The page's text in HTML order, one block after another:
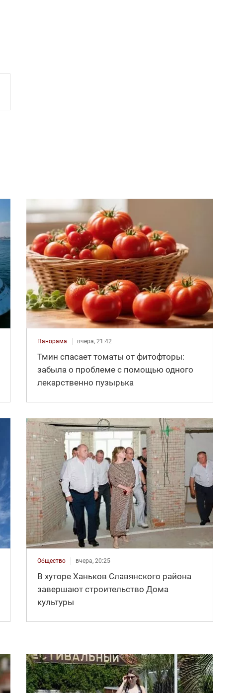
Панорама вчера, 21:42
Тмин спасает томаты от фитофторы:
забыла о проблеме с помощью одного
лекарственно пузырька
Общество вчера, 20:25
В хуторе Ханьков Славянского района
завершают строительство Дома
культуры